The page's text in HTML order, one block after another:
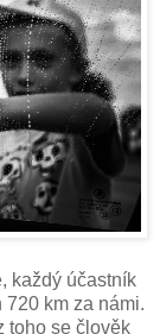
každý účastník
720 km za námi.
toho se člověk